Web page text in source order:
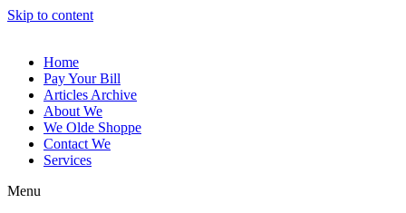
Skip to content
Home
Pay Your Bill
Articles Archive
About We
We Olde Shoppe
Contact We
Services
Menu